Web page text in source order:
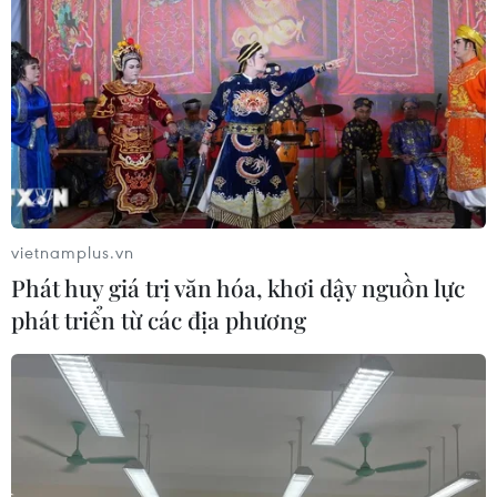
Lâm Đồng: Mưa lớn gây sạt lở đèo Con Ó, cây đổ
trên đèo Bảo Lộc
ĐỜI SỐNG
Nhật Bản: Sạt lở đất khiến gần 400
du khách mắc kẹt
Cháy rừng nghiêm trọng tại Canada,
cảnh báo lũ quét ở Đông Nam nước
09/08/2026 06:28
vietnamplus.vn
Phát huy giá trị văn hóa, khơi dậy nguồn lực
phát triển từ các địa phương